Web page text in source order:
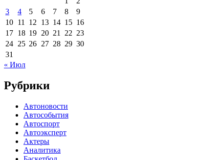
3
4 5 6 7 8
9
10 11 12 13 14 15 16
17 18 19 20 21 22 23
24 25 26 27 28 29 30
31
« Июл
Рубрики
Автоновости
Автособытия
Автоспорт
Автоэксперт
Актеры
Аналитика